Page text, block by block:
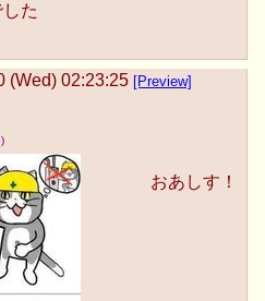
た
(Wed) 02:23:25 [Preview]
)
おあしす！